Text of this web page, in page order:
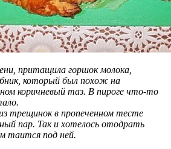
притащила горшок молока,
который был похож на
коричневый таз. В пироге что-то
трещинок в пропеченном тесте
пар. Так и хотелось отодрать
таится под ней.